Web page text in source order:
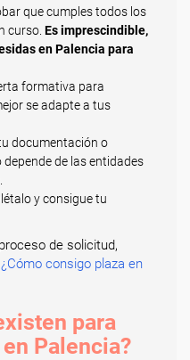
que cumples todos los
curso. Es imprescindible,
en Palencia para
formativa para
se adapte a tus
documentación o
de las entidades
y consigue tu
de solicitud,
¿Cómo consigo plaza en
para
Palencia?